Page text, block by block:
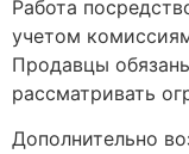
Работа
учетом
Продавцы
рассматривать
Дополнительно